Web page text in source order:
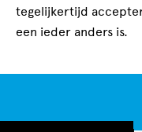
tegelijkertijd
een ieder anders is.